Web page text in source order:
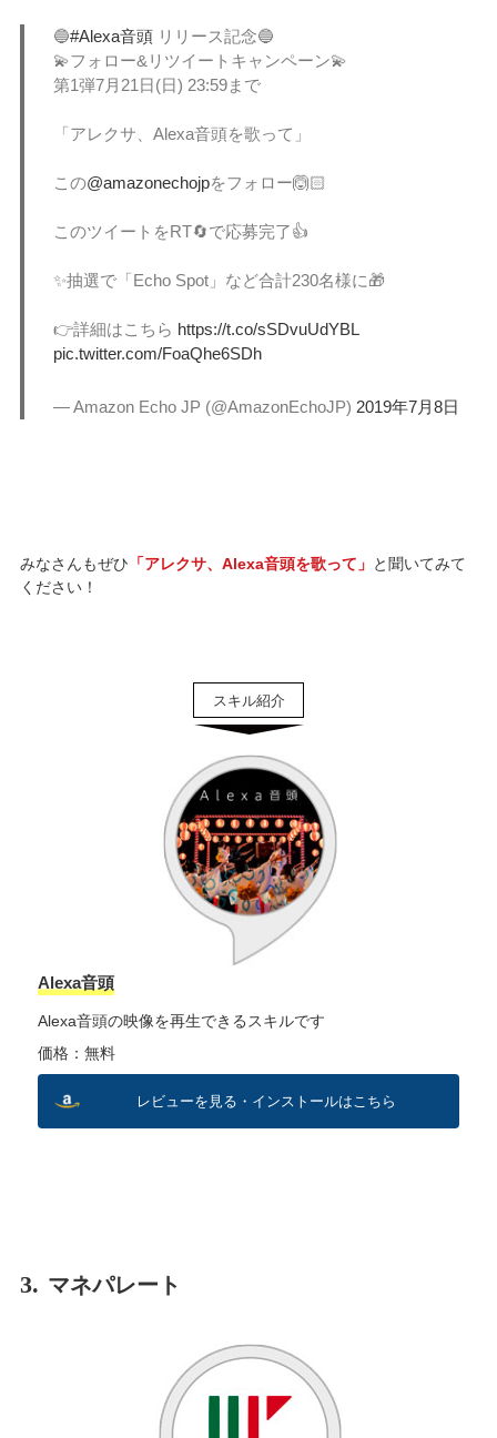
🔵#Alexa音頭リリース記念🔵
💫フォロー&リツイートキャンペーン💫
第1弾7月21日(日) 23:59まで
「アレクサ、Alexa音頭を歌って」
この@amazonechojpをフォロー🙆🏻
このツイートをRT🔄で応募完了👍
✨抽選で「Echo Spot」など合計230名様に🎁
👉詳細はこちら https://t.co/sSDvuUdYBL
pic.twitter.com/FoaQhe6SDh
— Amazon Echo JP (@AmazonEchoJP) 2019年7月8日
みなさんもぜひ 「アレクサ、Alexa音頭を歌って」 と聞いてみて
ください！
Alexa音頭
Alexa音頭の映像を再生できるスキルです
価格：無料
レビューを見る・インストールはこちら
3. マネパレート